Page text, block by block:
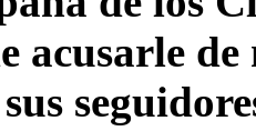
acusarle